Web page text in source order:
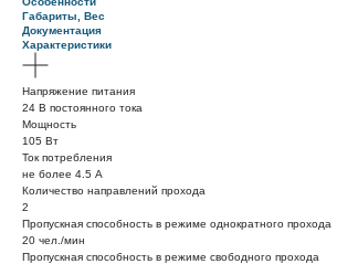
Габариты, Вес
Документация
Характеристики
Напряжение питания
24 В постоянного тока
Мощность
105 Вт
Ток потребления
не более 4.5 А
Количество направлений прохода
2
Пропускная способность в режиме однократного прохода
20 чел./мин
Пропускная способность в режиме свободного прохода